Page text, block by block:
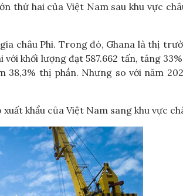
thứ hai của Việt Nam sau khu vực
châu Phi. Trong đó, Ghana là thị
khối lượng đạt 587.662 tấn, tăng
38,3% thị phần. Nhưng so với năm
khẩu của Việt Nam sang khu vực